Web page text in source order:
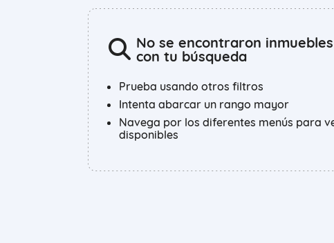
No se encontraron
con tu búsqueda
Prueba usando otros filtros
Intenta abarcar un rango mayor
Navega por los diferentes menús para
disponibles